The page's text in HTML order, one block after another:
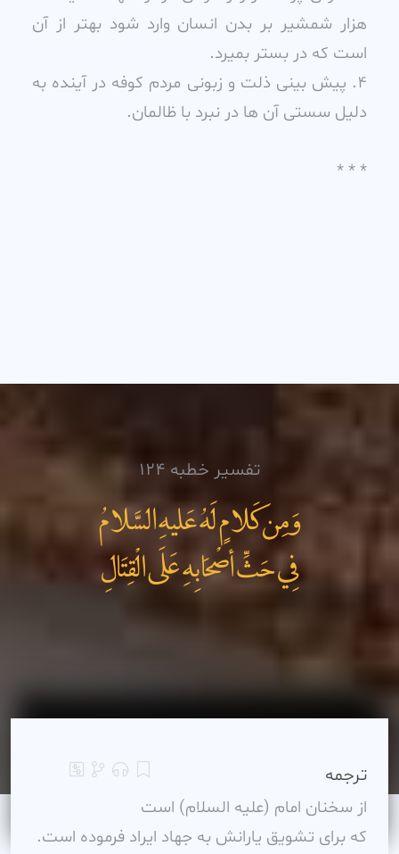
هزار شمشير بر بدن انسان وارد شود بهتر از آن
است که در بستر بميرد.
4. پيش بينى ذلت و زبونى مردم کوفه در آينده به
دليل سستى آن ها در نبرد با ظالمان.
* * *
تفسیر خطبه 124
وَمِن کَلامٍ لَهُ عَليهِ السَّلامُ
فِي حَثِّ أصْحَابِهِ عَلَى الْقِتَالِ
ترجمه
از سخنان امام (عليه السلام) است
که براى تشويق يارانش به جهاد ايراد فرموده است.